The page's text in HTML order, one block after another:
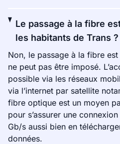
Le passage à la fibre
les habitants de Trans ?
Non, le passage à la fibre
ne peut pas être imposé.
possible via les réseaux
via l’internet par satellite
fibre optique est un moyen
pour s’assurer une
Gb/s aussi bien en
données.